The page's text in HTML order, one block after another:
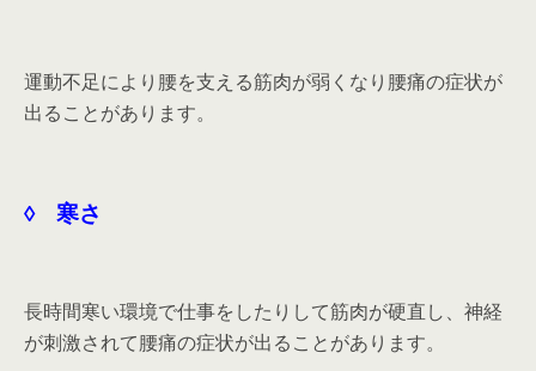
運動不足により腰を支える筋肉が弱くなり腰痛の症状が
出ることがあります。
◊ 寒さ
長時間寒い環境で仕事をしたりして筋肉が硬直し、神経
が刺激されて腰痛の症状が出ることがあります。